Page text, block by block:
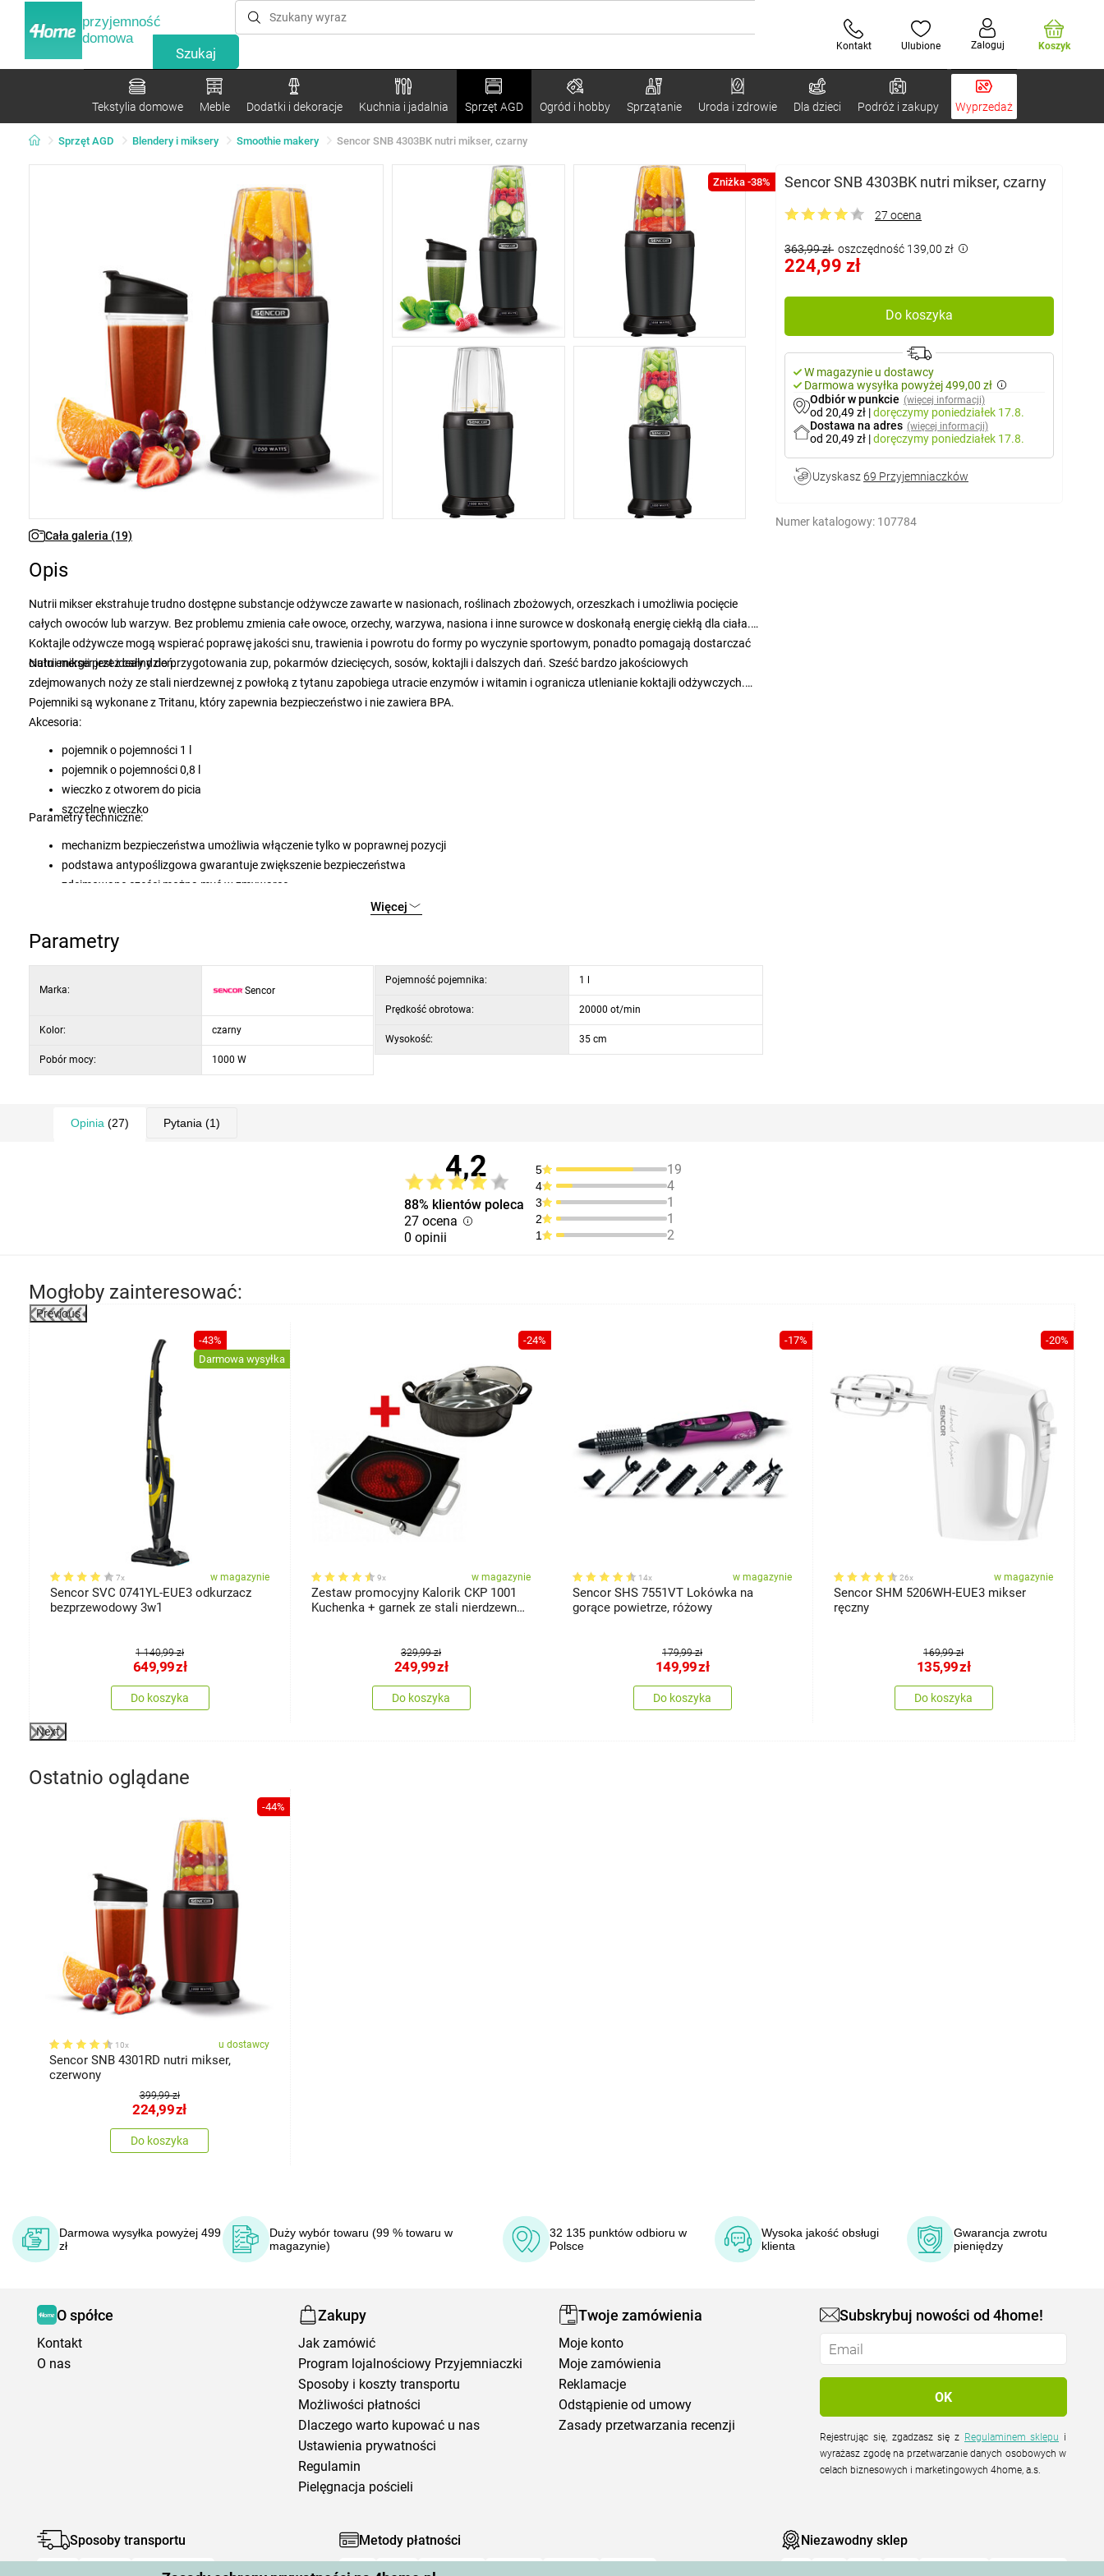
przyjemność
domowa
Kontakt Ulubione Zaloguj Koszyk
Tekstylia domowe Meble Dodatki i dekoracje Kuchnia i jadalnia Sprzęt AGD Ogród i hobby Sprzątanie Uroda i zdrowie Dla dzieci Podróż i zakupy Wyprzedaż
Sprzęt AGD Blendery i miksery Smoothie makery Sencor SNB 4303BK nutri mikser, czarny
Zniżka -38%
Cała galeria (19)
Sencor SNB 4303BK nutri mikser, czarny
27 ocena
363,99 zł oszczędność 139,00 zł
224,99 zł
Do koszyka
W magazynie u dostawcy
Darmowa wysyłka powyżej 499,00 zł
Odbiór w punkcie (więcej informacji)
od 20,49 zł |doręczymy poniedziałek 17.8.
Dostawa na adres (więcej informacji)
od 20,49 zł |doręczymy poniedziałek 17.8.
Uzyskasz 69 Przyjemniaczków
Numer katalogowy: 107784
Opis
Nutrii mikser ekstrahuje trudno dostępne substancje odżywcze zawarte w nasionach, roślinach zbożowych, orzeszkach i umożliwia pocięcie
całych owoców lub warzyw. Bez problemu zmienia całe owoce, orzechy, warzywa, nasiona i inne surowce w doskonałą energię ciekłą dla ciała.
Koktajle odżywcze mogą wspierać poprawę jakości snu, trawienia i powrotu do formy po wyczynie sportowym, ponadto pomagają dostarczać
ciału energii przez cały dzień.
Nutrii mikser jest idealny do przygotowania zup, pokarmów dziecięcych, sosów, koktajli i dalszych dań. Sześć bardzo jakościowych
zdejmowanych noży ze stali nierdzewnej z powłoką z tytanu zapobiega utracie enzymów i witamin i ogranicza utlenianie koktajli odżywczych.
Pojemniki są wykonane z Tritanu, który zapewnia bezpieczeństwo i nie zawiera BPA.
Akcesoria:
pojemnik o pojemności 1 l
pojemnik o pojemności 0,8 l
wieczko z otworem do picia
szczelne wieczko
Parametry techniczne:
mechanizm bezpieczeństwa umożliwia włączenie tylko w poprawnej pozycji
podstawa antypoślizgowa gwarantuje zwiększenie bezpieczeństwa
zdejmowane części można myć w zmywarce
Więcej
Parametry
Marka: Sencor
Kolor: czarny
Pobór mocy: 1000 W
Pojemność pojemnika: 1 l
Prędkość obrotowa: 20000 ot/min
Wysokość: 35 cm
Opinia (27) Pytania (1)
4,2
88% klientów poleca
27 ocena
0 opinii
5 19
4 4
3 1
2 1
1 2
Mogłoby zainteresować:
Previous
-43%
Darmowa wysyłka
7x w magazynie
Sencor SVC 0741YL-EUE3 odkurzacz
bezprzewodowy 3w1
1 140,99 zł
649,99zł
Do koszyka
-24%
9x w magazynie
Zestaw promocyjny Kalorik CKP 1001
Kuchenka + garnek ze stali nierdzewnej
329,99 zł
249,99zł
Do koszyka
-17%
14x w magazynie
Sencor SHS 7551VT Lokówka na
gorące powietrze, różowy
179,99 zł
149,99zł
Do koszyka
-20%
26x w magazynie
Sencor SHM 5206WH-EUE3 mikser
ręczny
169,99 zł
135,99zł
Do koszyka
Next
Ostatnio oglądane
-44%
10x u dostawcy
Sencor SNB 4301RD nutri mikser,
czerwony
399,99 zł
224,99zł
Do koszyka
Darmowa wysyłka powyżej 499
zł
Duży wybór towaru (99 % towaru w
magazynie)
32 135 punktów odbioru w
Polsce
Wysoka jakość obsługi
klienta
Gwarancja zwrotu
pieniędzy
O spółce
Kontakt
O nas
Zakupy
Jak zamówić
Program lojalnościowy Przyjemniaczki
Sposoby i koszty transportu
Możliwości płatności
Dlaczego warto kupować u nas
Ustawienia prywatności
Regulamin
Pielęgnacja pościeli
Twoje zamówienia
Moje konto
Moje zamówienia
Reklamacje
Odstąpienie od umowy
Zasady przetwarzania recenzji
Subskrybuj nowości od 4home!
Rejestrując się, zgadzasz się z Regulaminem sklepu
wyrażasz zgodę na przetwarzanie danych osobowych w
celach biznesowych i marketingowych 4home, a.s.
Sposoby transportu Metody płatności Niezawodny sklep